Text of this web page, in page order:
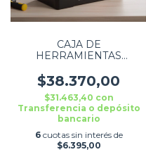
CAJA DE
HERRAMIENTAS
$38.370,00
$31.463,40 con
Transferencia o depósito
bancario
6 cuotas sin interés de
$6.395,00